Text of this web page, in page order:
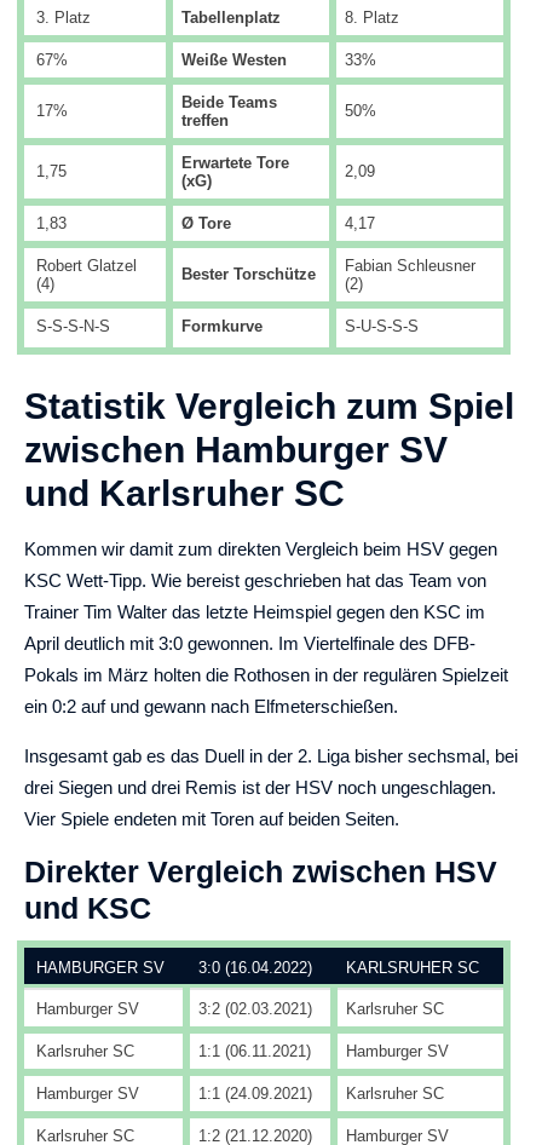
3. Platz Tabellenplatz 8. Platz
67% Weiße Westen 33%
17%
Beide Teams
treffen
50%
1,75
Erwartete Tore
(xG)
2,09
1,83 Ø Tore 4,17
Robert Glatzel
(4)
Bester Torschütze
Fabian Schleusner
(2)
S-S-S-N-S Formkurve S-U-S-S-S
Statistik Vergleich zum Spiel
zwischen Hamburger SV
und Karlsruher SC
Kommen wir damit zum direkten Vergleich beim HSV gegen
KSC Wett-Tipp. Wie bereist geschrieben hat das Team von
Trainer Tim Walter das letzte Heimspiel gegen den KSC im
April deutlich mit 3:0 gewonnen. Im Viertelfinale des DFB-
Pokals im März holten die Rothosen in der regulären Spielzeit
ein 0:2 auf und gewann nach Elfmeterschießen.
Insgesamt gab es das Duell in der 2. Liga bisher sechsmal, bei
drei Siegen und drei Remis ist der HSV noch ungeschlagen.
Vier Spiele endeten mit Toren auf beiden Seiten.
Direkter Vergleich zwischen HSV
und KSC
HAMBURGER SV 3:0 (16.04.2022) KARLSRUHER SC
Hamburger SV 3:2 (02.03.2021) Karlsruher SC
Karlsruher SC 1:1 (06.11.2021) Hamburger SV
Hamburger SV 1:1 (24.09.2021) Karlsruher SC
Karlsruher SC 1:2 (21.12.2020) Hamburger SV